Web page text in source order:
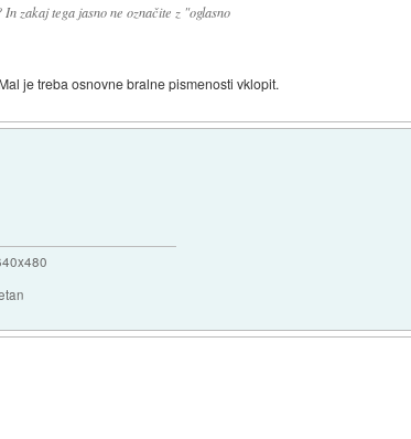
zakaj tega jasno ne označite z "oglasno
je treba osnovne bralne pismenosti vklopit.